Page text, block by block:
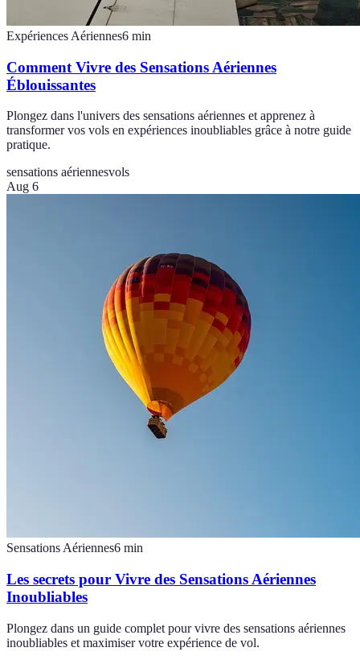
Expériences Aériennes6 min
Comment Vivre des Sensations Aériennes
Éblouissantes
Plongez dans l'univers des sensations aériennes et apprenez à
transformer vos vols en expériences inoubliables grâce à notre guide
pratique.
sensations aériennesvols
Aug 6
Sensations Aériennes6 min
Les secrets pour Vivre des Sensations Aériennes
Inoubliables
Plongez dans un guide complet pour vivre des sensations aériennes
inoubliables et maximiser votre expérience de vol.